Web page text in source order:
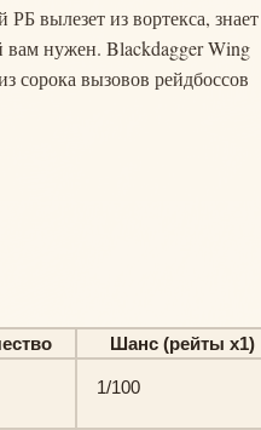
вылезет из вортекса, знает
вам нужен. Blackdagger Wing
сорока вызовов рейдбоссов
Шанс (рейты х1)
1/100